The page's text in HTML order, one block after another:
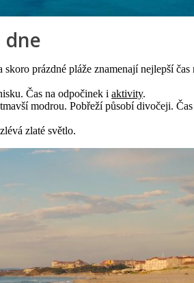
dne
prázdné pláže znamenají nejlepší čas
Čas na odpočinek i aktivity.
modrou. Pobřeží působí divočeji.
zlaté světlo.